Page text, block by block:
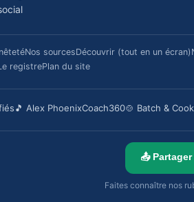
Nos sourcesDécouvrir (tout en un écran)
registrePlan du site
🎵 Alex PhoenixCoach360🍲 Batch & Cook
📤
Faites connaître nos